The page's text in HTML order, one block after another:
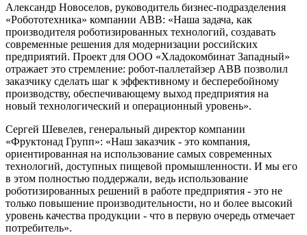
Александр Новоселов, руководитель бизнес-подразделения
«Робототехника» компании ABB: «Наша задача, как
производителя роботизированных технологий, создавать
современные решения для модернизации российских
предприятий. Проект для ООО «Хладокомбинат Западный»
отражает это стремление: робот-паллетайзер ABB позволил
заказчику сделать шаг к эффективному и бесперебойному
производству, обеспечивающему выход предприятия на
новый технологический и операционный уровень».
Сергей Шевелев, генеральный директор компании
«Фруктонад Групп»: «Наш заказчик - это компания,
ориентированная на использование самых современных
технологий, доступных пищевой промышленности. И мы его
в этом полностью поддержали, ведь использование
роботизированных решений в работе предприятия - это не
только повышение производительности, но и более высокий
уровень качества продукции - что в первую очередь отмечает
потребитель».